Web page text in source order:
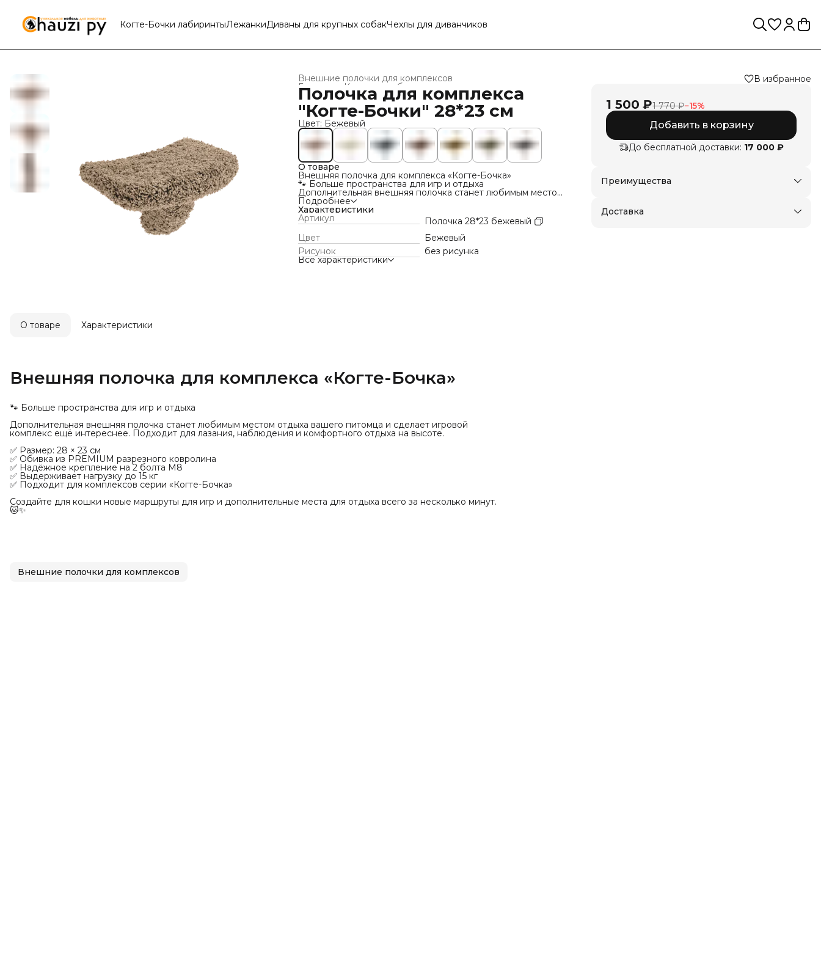
Когте-Бочки лабиринтыЛежанкиДиваны для крупных собакЧехлы для диванчиков
Внешние полочки для комплексов
Когтеточки-бочки для кошек
Главная
Полочка для комплекса
"Когте-Бочки" 28*23 см
Цвет: Бежевый
О товаре
Внешняя полочка для комплекса «Когте-Бочка»
🐾 Больше пространства для игр и отдыха
Дополнительная внешняя полочка станет любимым местом
отдыха вашего питомца и сделает игровой комплекс ещё
интереснее. Подходит для лазания, наблюдения и
комфортного отдыха на высоте.
✅ Размер: 28 × 23 см
✅ Обивка из PREMIUM разрезного ковролина
✅ Надёжное крепление на 2 болта М8
✅ Выдерживает нагрузку до 15 кг
✅ Подходит для комплексов серии «Когте-Бочка»
Подробнее
Характеристики
Артикул
Полочка 28*23 бежевый
Цвет
Бежевый
Рисунок
без рисунка
Все характеристики
В избранное
1 500 ₽1 770 ₽−15%
Добавить в корзину
До бесплатной доставки: 17 000 ₽
Преимущества
Доставка в пункты выдачи или до двери
Доставка
О товаре Характеристики
Внешняя полочка для комплекса «Когте-Бочка»
🐾 Больше пространства для игр и отдыха
Дополнительная внешняя полочка станет любимым местом отдыха вашего питомца и сделает игровой
комплекс ещё интереснее. Подходит для лазания, наблюдения и комфортного отдыха на высоте.
✅ Размер: 28 × 23 см
✅ Обивка из PREMIUM разрезного ковролина
✅ Надёжное крепление на 2 болта М8
✅ Выдерживает нагрузку до 15 кг
✅ Подходит для комплексов серии «Когте-Бочка»
Создайте для кошки новые маршруты для игр и дополнительные места для отдыха всего за несколько минут.
🐱✨
Внешние полочки для комплексов